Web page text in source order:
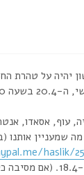
על טהרת
עוף, אסאדו,
שמעניין אותנו
haslik/
ההרשמה לארוע תסגר עם